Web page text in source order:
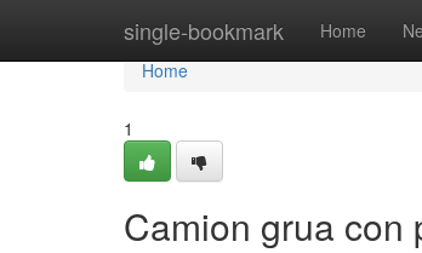
single-bookmark Home
Home
Home
1
Camion grua con